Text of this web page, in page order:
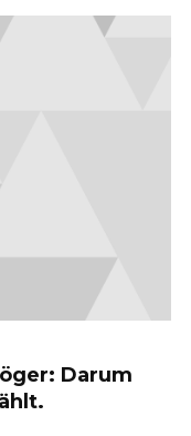
Darum